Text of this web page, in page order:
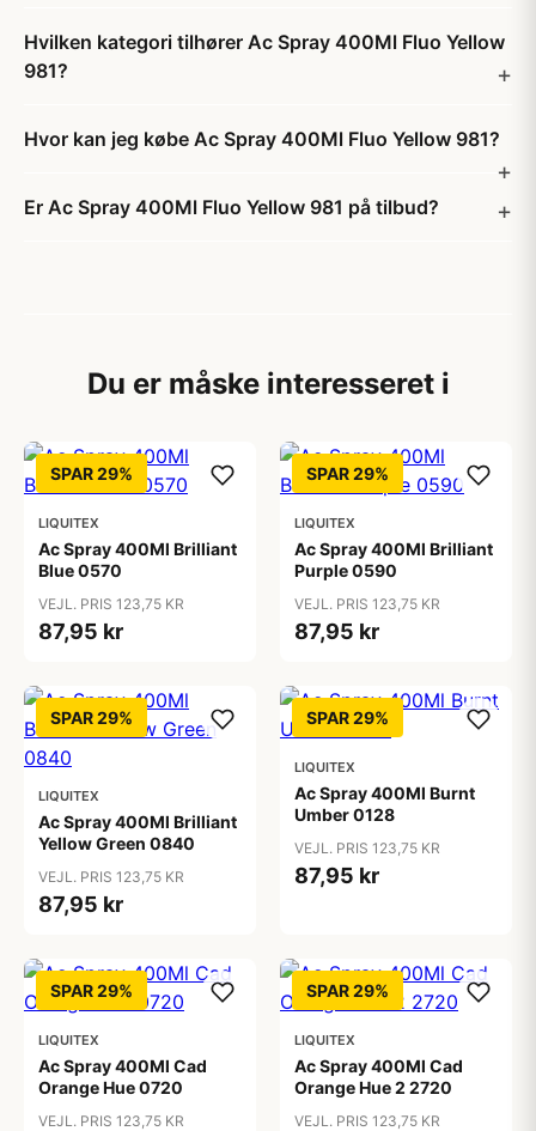
Hvilken kategori tilhører Ac Spray 400Ml Fluo Yellow
981?
Hvor kan jeg købe Ac Spray 400Ml Fluo Yellow 981?
Er Ac Spray 400Ml Fluo Yellow 981 på tilbud?
Du er måske interesseret i
SPAR 29%
LIQUITEX
Ac Spray 400Ml Brilliant
Blue 0570
VEJL. PRIS 123,75 KR
87,95 kr
SPAR 29%
LIQUITEX
Ac Spray 400Ml Brilliant
Purple 0590
VEJL. PRIS 123,75 KR
87,95 kr
SPAR 29%
LIQUITEX
Ac Spray 400Ml Brilliant
Yellow Green 0840
VEJL. PRIS 123,75 KR
87,95 kr
SPAR 29%
LIQUITEX
Ac Spray 400Ml Burnt
Umber 0128
VEJL. PRIS 123,75 KR
87,95 kr
SPAR 29%
LIQUITEX
Ac Spray 400Ml Cad
Orange Hue 0720
VEJL. PRIS 123,75 KR
SPAR 29%
LIQUITEX
Ac Spray 400Ml Cad
Orange Hue 2 2720
VEJL. PRIS 123,75 KR